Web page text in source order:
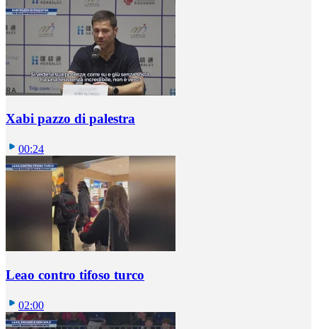
Xabi pazzo di palestra
00:24
Leao contro tifoso turco
02:00